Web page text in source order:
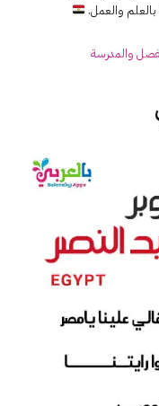
والعمل.
والمدرسة